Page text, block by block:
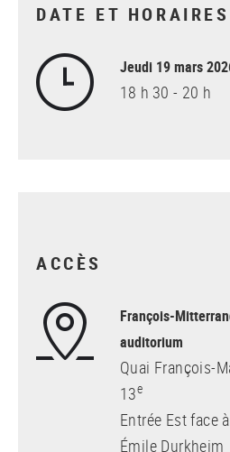
DATE ET HORAIRES
Jeudi 19 mars
18 h 30 - 20 h
ACCÈS
François-
auditorium
Quai François-
13e
Entrée Est face
Émile Durkheim